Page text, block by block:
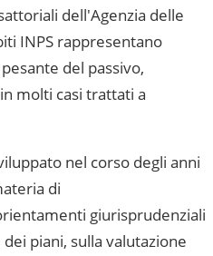
dell'Agenzia delle
INPS rappresentano
del passivo,
molti casi trattati a
nel corso degli anni
di
giurisprudenziali
piani, sulla valutazione